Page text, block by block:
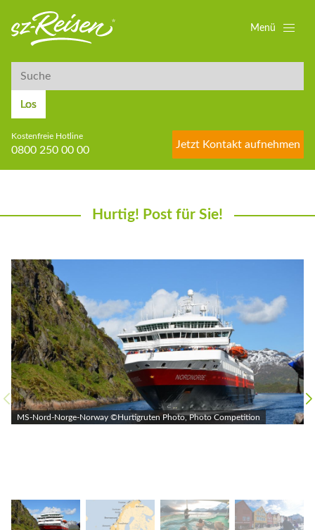
Suche
Los
Kostenfreie Hotline
0800 250 00 00
Jetzt Kontakt aufnehmen
Menü
Hurtig! Post für Sie!
MS-Nord-Norge-Norway ©Hurtigruten Photo, Photo Competition